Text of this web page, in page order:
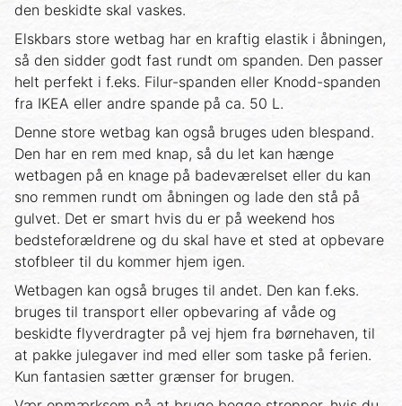
den beskidte skal vaskes.
Elskbars store wetbag har en kraftig elastik i åbningen,
så den sidder godt fast rundt om spanden. Den passer
helt perfekt i f.eks. Filur-spanden eller Knodd-spanden
fra IKEA eller andre spande på ca. 50 L.
Denne store wetbag kan også bruges uden blespand.
Den har en rem med knap, så du let kan hænge
wetbagen på en knage på badeværelset eller du kan
sno remmen rundt om åbningen og lade den stå på
gulvet. Det er smart hvis du er på weekend hos
bedsteforældrene og du skal have et sted at opbevare
stofbleer til du kommer hjem igen.
Wetbagen kan også bruges til andet. Den kan f.eks.
bruges til transport eller opbevaring af våde og
beskidte flyverdragter på vej hjem fra børnehaven, til
at pakke julegaver ind med eller som taske på ferien.
Kun fantasien sætter grænser for brugen.